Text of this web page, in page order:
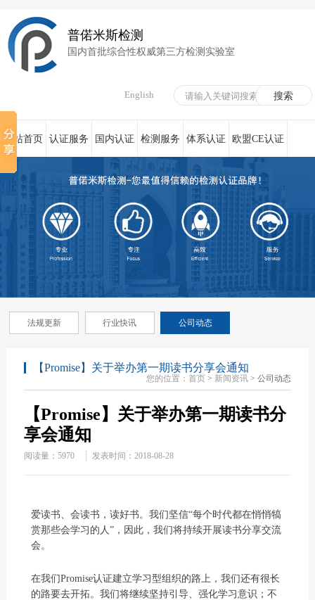
普偌米斯检测
国内首批综合性权威第三方检测实验室
English
网站首页 认证服务 国内认证 检测服务 体系认证 欧盟CE认证
荣誉资质 在线服务 新闻资讯 关于我们
法规更新 行业快讯 公司动态
【Promise】关于举办第一期读书分享会通知
您的位置：首页 > 新闻资讯 > 公司动态
【Promise】关于举办第一期读书分
享会通知
阅读量： 5970 发表时间：2018-08-28
爱读书、会读书，读好书。我们坚信“每个时代都在悄悄犒
赏那些会学习的人”，因此，我们将持续开展读书分享交流
会。
在我们Promise认证建立学习型组织的路上，我们还有很长
的路要去开拓。我们将继续坚持引导、强化学习意识；不